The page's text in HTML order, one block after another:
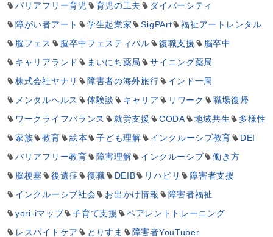
バリアフリー育児
育児の工夫
ダイバーシティ
障がい者アート
学生起業家 SigPArt
福祉アートレンタル
脳フェス
脳卒中フェスティバル 復職支援
脳卒中
キャリアランド
まいにち薬局
サイニング薬局
株式会社ヤナリ
障害者の海外旅行
インド一周
メンタルヘルス
体験談 キャリア リワーク
職場復帰
ワークライフバランス
就労支援 CODA 地域共生
多様性
家族
教育 絵本 子ども理解 インクルーシブ教育
DEI
バリアフリー教育
障害理解 インクルーシブ
働き方
脳梗塞
後遺症 復職 DEIB リハビリ
障害者支援
インクルーシブ社会
お出かけ情報
障害者福祉
yori-iマップ
子育て支援
ペアレントトレーニング
レスパイトケア
とりすま
障害者YouTuber